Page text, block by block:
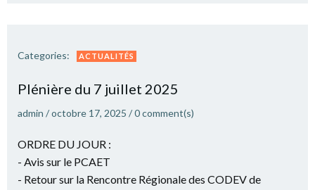
Categories: ACTUALITÉS
Plé­nière du 7 juillet 2025
admin /octobre 17, 2025 /0comment(s)
ORDRE DU JOUR :
- Avis sur le PCAET
- Retour sur la Rencontre Régionale des CODEV de